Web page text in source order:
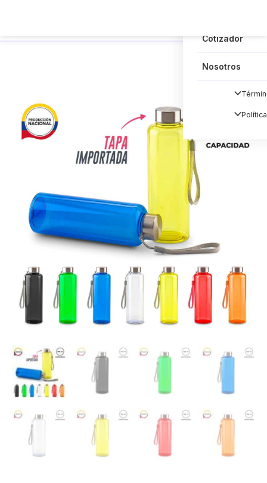
Cotizador
Nosotros